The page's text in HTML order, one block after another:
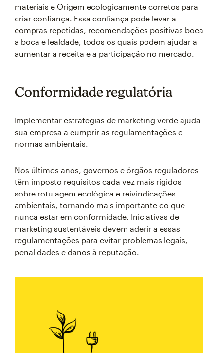
materiais e Origem ecologicamente corretos para
criar confiança. Essa confiança pode levar a
compras repetidas, recomendações positivas boca
a boca e lealdade, todos os quais podem ajudar a
aumentar a receita e a participação no mercado.
Conformidade regulatória
Implementar estratégias de marketing verde ajuda
sua empresa a cumprir as regulamentações e
normas ambientais.
Nos últimos anos, governos e órgãos reguladores
têm imposto requisitos cada vez mais rígidos
sobre rotulagem ecológica e reivindicações
ambientais, tornando mais importante do que
nunca estar em conformidade. Iniciativas de
marketing sustentáveis devem aderir a essas
regulamentações para evitar problemas legais,
penalidades e danos à reputação.